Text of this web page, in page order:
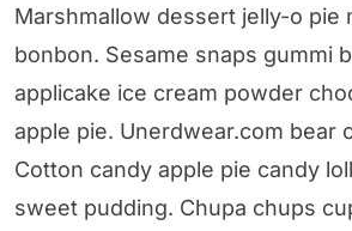
Marshmallow dessert jelly-o pie
bonbon. Sesame snaps gummi
applicake ice cream powder
apple pie. Unerdwear.com bear
Cotton candy apple pie candy
sweet pudding. Chupa chups